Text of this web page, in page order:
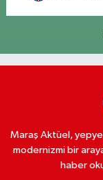
Maraş Aktüel,
modernizmi bir
haber